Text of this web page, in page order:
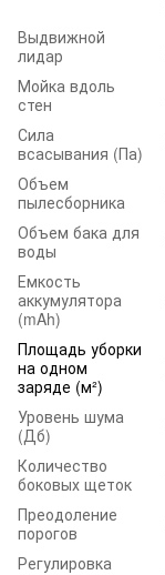
Выдвижной
лидар
Мойка вдоль
стен
Сила
всасывания (Па)
Объем
пылесборника
Объем бака для
воды
Емкость
аккумулятора
(mAh)
Площадь уборки
на одном
заряде (м²)
Уровень шума
(Дб)
Количество
боковых щеток
Преодоление
порогов
Регулировка